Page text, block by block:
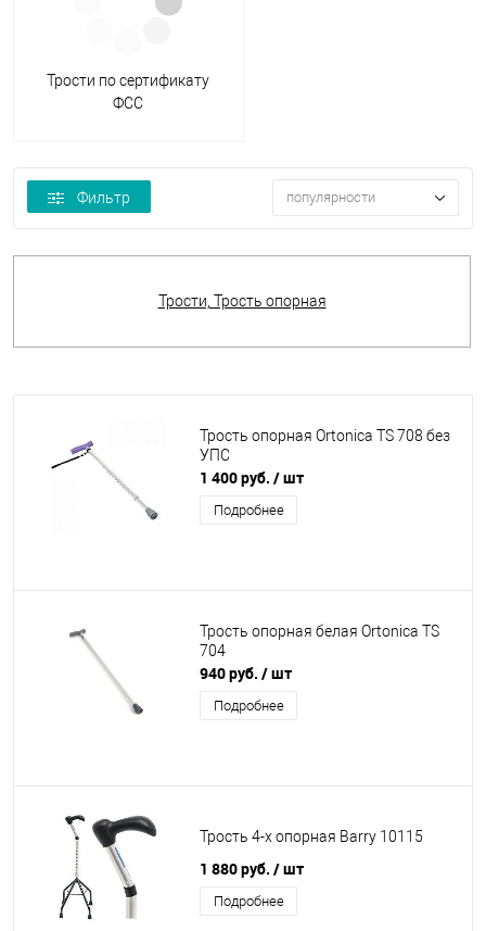
Трости по сертификату
ФСС
Фильтр популярности
Трости, Трость опорная
Трость опорная Ortonica TS 708 без
УПС
1 400 руб. / шт
Подробнее
Трость опорная белая Ortonica TS
704
940 руб. / шт
Подробнее
Трость 4-х опорная Barry 10115
1 880 руб. / шт
Подробнее